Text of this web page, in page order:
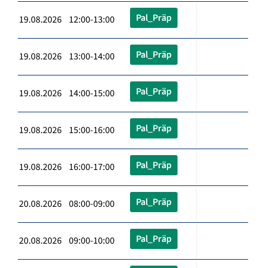
19.08.2026 12:00-13:00 Pal_Präp
19.08.2026 13:00-14:00 Pal_Präp
19.08.2026 14:00-15:00 Pal_Präp
19.08.2026 15:00-16:00 Pal_Präp
19.08.2026 16:00-17:00 Pal_Präp
20.08.2026 08:00-09:00 Pal_Präp
20.08.2026 09:00-10:00 Pal_Präp